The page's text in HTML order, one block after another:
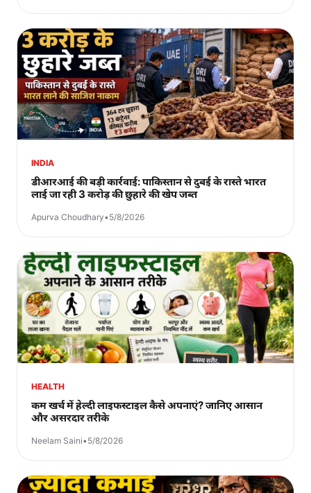
INDIA
डीआरआई की बड़ी कार्रवाई: पाकिस्तान से दुबई के रास्ते भारत
लाई जा रही 3 करोड़ की छुहारे की खेप जब्त
Apurva Choudhary•5/8/2026
HEALTH
कम खर्च में हेल्दी लाइफस्टाइल कैसे अपनाएं? जानिए आसान
और असरदार तरीके
Neelam Saini•5/8/2026